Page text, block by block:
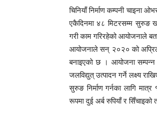
चिनियाँ निर्माण कम्पनी
एकैदिनमा ४८ मिटरसम्म सुरुङ
गरी काम गरिरहेको आयोजनाले
आयोजनाले सन् २०२० को
बनाइएको छ । आयोजना सम्पन्न
जलविद्युत् उत्पादन गर्ने लक्ष्य
सुरुङ निर्माण गर्नका लागि
रूपमा दुई अर्ब रुपियाँ र सिँचाइको